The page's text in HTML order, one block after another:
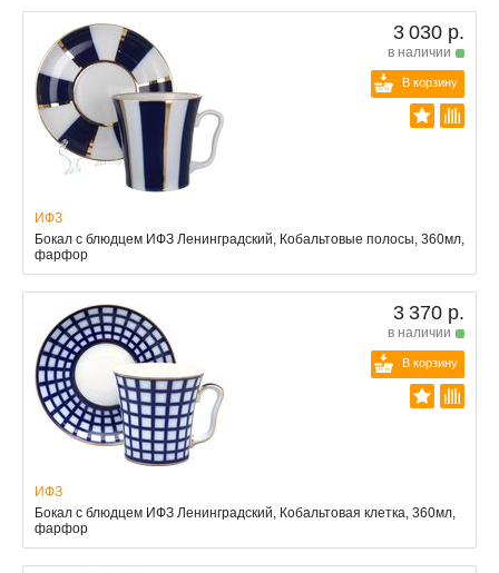
3 030 р.
в наличии
В корзину
ИФЗ
Бокал с блюдцем ИФЗ Ленинградский, Кобальтовые полосы, 360мл,
фарфор
3 370 р.
в наличии
В корзину
ИФЗ
Бокал с блюдцем ИФЗ Ленинградский, Кобальтовая клетка, 360мл,
фарфор